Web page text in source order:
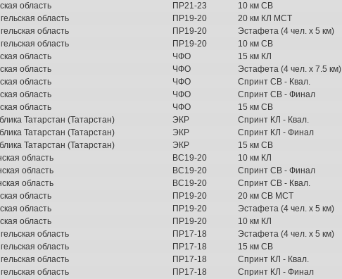
область ПР21-23 10 км СВ
область ПР19-20 20 км КЛ МСТ
область ПР19-20 Эстафета (4 чел. х 5 км)
область ПР19-20 10 км СВ
область ЧФО 15 км КЛ
область ЧФО Эстафета (4 чел. х 7.5 км)
область ЧФО Спринт СВ - Квал.
область ЧФО Спринт СВ - Финал
область ЧФО 15 км СВ
Татарстан (Татарстан) ЭКР Спринт КЛ - Квал.
Татарстан (Татарстан) ЭКР Спринт КЛ - Финал
Татарстан (Татарстан) ЭКР 15 км СВ
область ВС19-20 10 км КЛ
область ВС19-20 Спринт СВ - Финал
область ВС19-20 Спринт СВ - Квал.
область ПР19-20 20 км СВ МСТ
область ПР19-20 Эстафета (4 чел. х 5 км)
область ПР19-20 10 км КЛ
область ПР17-18 Эстафета (4 чел. х 5 км)
область ПР17-18 15 км СВ
область ПР17-18 Спринт КЛ - Квал.
область ПР17-18 Спринт КЛ - Финал